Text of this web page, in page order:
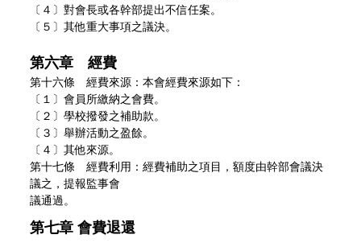
〔４〕對會長或各幹部提出不信任案。
〔５〕其他重大事項之議決。
第六章 經費
第十六條 經費來源：本會經費來源如下：
〔１〕會員所繳納之會費。
〔２〕學校撥發之補助款。
〔３〕舉辦活動之盈餘。
〔４〕其他來源。
第十七條 經費利用：經費補助之項目，額度由幹部會議決
議之，提報監事會
議通過。
第七章 會費退還